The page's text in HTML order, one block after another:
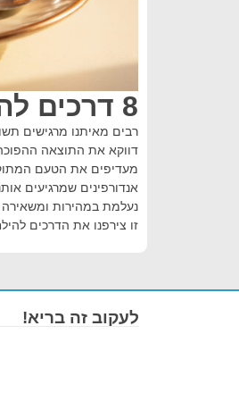
8 דרכים להילחם בתשוקה לסוכר
רבים מאיתנו מרגישים
דווקא את התוצאה
מעדיפים את הטעם המתוק
אנדורפינים שמרגיעים
נעלמת במהירות
זו צירפנו את הדרכים
לעקוב זה בריא!